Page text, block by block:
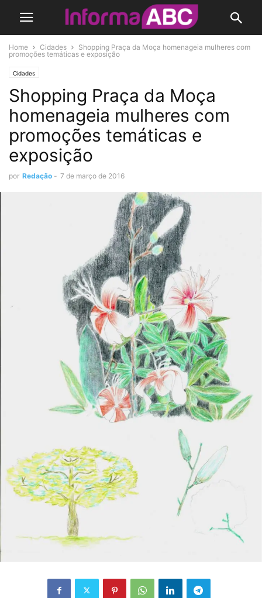
Home Cidades
Shopping Praça da Moça homenageia mulheres com
promoções temáticas e exposição
Cidades
Shopping Praça da Moça
homenageia mulheres com
promoções temáticas e
exposição
por Redação - 7 de março de 2016